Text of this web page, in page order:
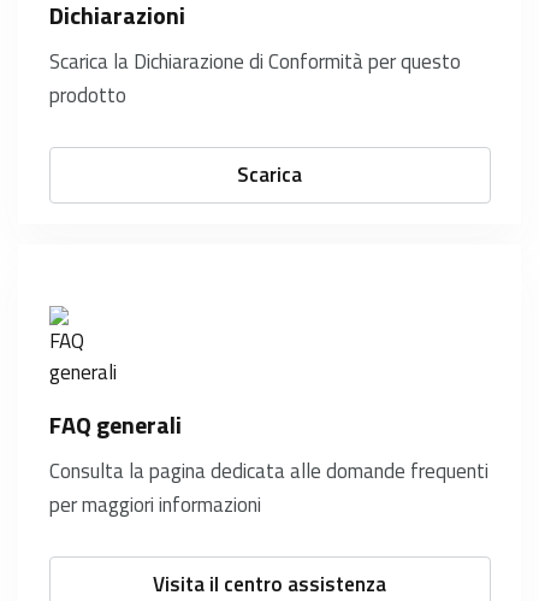
Dichiarazioni
Scarica la Dichiarazione di Conformità per questo
prodotto
Scarica
FAQ generali
Consulta la pagina dedicata alle domande frequenti
per maggiori informazioni
Visita il centro assistenza